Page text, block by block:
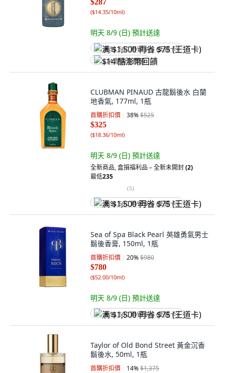
$287
($14.35/10ml)
明天 8/9 (日) 預計送達
满 $1,500 再省 $75 (王道卡)
$14 酷澎幣回饋
CLUBMAN PINAUD 古龍鬍後水 白蘭
地香氣, 177ml, 1瓶
首購折扣價 38%$525
$325
($18.36/10ml)
明天 8/9 (日) 預計送達
全新商品,盒損福利品 – 全新未開封(2)
最低235
(5)
满 $1,500 再省 $75 (王道卡)
Sea of Spa Black Pearl 英雄勇氣男士
鬍後香膏, 150ml, 1瓶
首購折扣價 20%$980
$780
($52.00/10ml)
明天 8/9 (日) 預計送達
满 $1,500 再省 $75 (王道卡)
Taylor of Old Bond Street 黃金沉香
鬍後水, 50ml, 1瓶
首購折扣價 14%$1,375